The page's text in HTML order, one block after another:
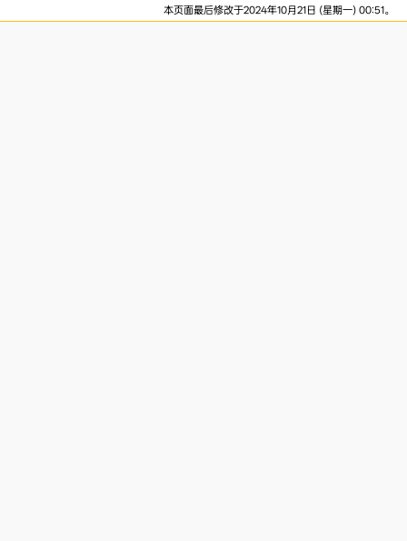
本页面最后修改于2024年10月21日 (星期一) 00:51。